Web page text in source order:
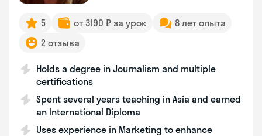
5 от 3190 ₽ за урок
8 лет опыта
2 отзыва
Holds a degree in Journalism and multiple
certifications
Spent several years teaching in Asia and earned
an International Diploma
Uses experience in Marketing to enhance